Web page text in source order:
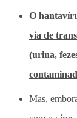
O
via de
(urina,
Mas,